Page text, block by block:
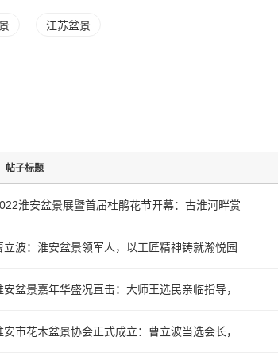
江苏盆景
帖子标题
淮安盆景展暨首届杜鹃花节开幕：古淮河畔赏
立波：淮安盆景领军人，以工匠精神铸就瀚悦园
安盆景嘉年华盛况直击：大师王选民亲临指导，
安市花木盆景协会正式成立：曹立波当选会长，